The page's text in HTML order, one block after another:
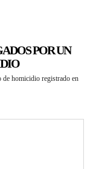
POR UN
de homicidio registrado en